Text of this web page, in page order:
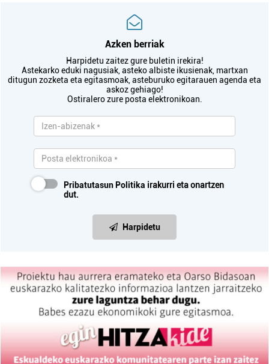
Azken berriak
Harpidetu zaitez gure buletin irekira!
Astekarko eduki nagusiak, asteko albiste ikusienak, martxan
ditugun zozketa eta egitasmoak, asteburuko egitarauen agenda eta
askoz gehiago!
Ostiralero zure posta elektronikoan.
Pribatutasun Politika irakurri eta onartzen
dut.
Harpidetu